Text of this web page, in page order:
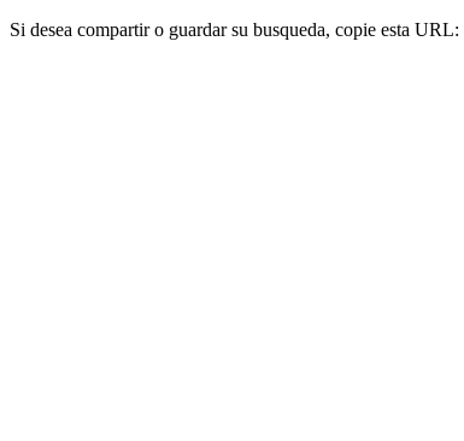
Si desea compartir o guardar su busqueda, copie esta URL: